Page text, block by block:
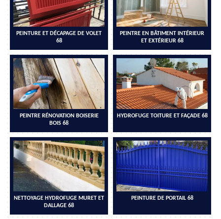
PEINTURE ET DÉCAPAGE DE VOLET
68
PEINTRE EN BÂTIMENT INTÉRIEUR
ET EXTÉRIEUR 68
PEINTRE RÉNOVATION BOISERIE
BOIS 68
HYDROFUGE TOITURE ET FAÇADE 68
NETTOYAGE HYDROFUGE MURET ET
DALLAGE 68
PEINTURE DE PORTAIL 68